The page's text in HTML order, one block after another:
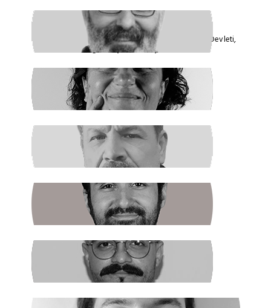
VEYSEL AKTAŞ
Faşizmin Yeniden Biçimlenmesi. Kriz Devleti,
Hegemonya ve Türkiye
GÜLSÜM KAV
Şiddetin İlacı, Barışa Kavuşmaktır
RAŞİT ŞAHİN
Boş Koltukta Kim Oturuyordu?
BATUHAN GÜNDOĞDU
Halkın Kendi Kendini Yönetmesi
FIRAT ÖZTAŞ
AKP Kaybetti